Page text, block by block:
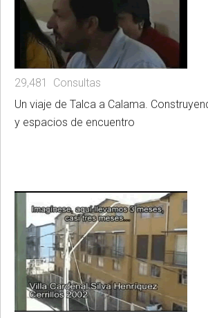
29,481 Consultas
Un viaje de Talca a Calama.
y espacios de encuentro